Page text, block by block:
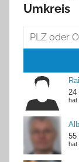
Umkreis